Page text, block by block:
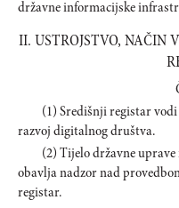
državne informacijske
II. USTROJSTVO, NAČIN
(1) Središnji registar
razvoj digitalnog društva.
(2) Tijelo državne
obavlja nadzor nad
registar.